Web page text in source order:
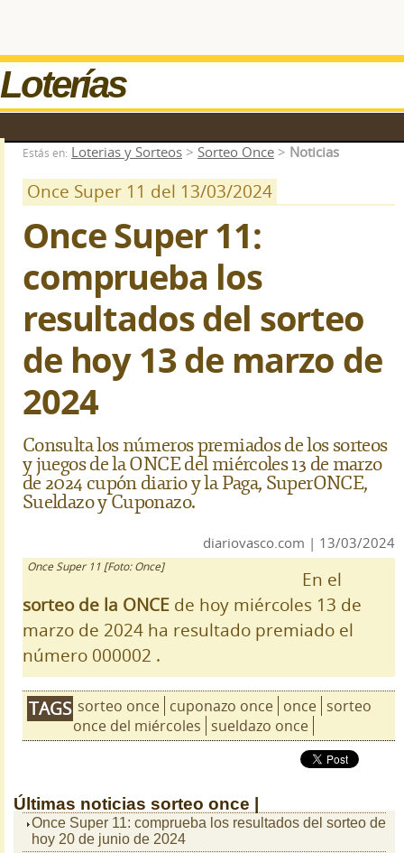
Loterías
Estás en: Loterias y Sorteos > Sorteo Once > Noticias
Once Super 11 del 13/03/2024
Once Super 11:
comprueba los
resultados del sorteo
de hoy 13 de marzo de
2024
Consulta los números premiados de los sorteos
y juegos de la ONCE del miércoles 13 de marzo
de 2024 cupón diario y la Paga, SuperONCE,
Sueldazo y Cuponazo.
diariovasco.com | 13/03/2024
Once Super 11 [Foto: Once]
En el
sorteo de la ONCE de hoy miércoles 13 de
marzo de 2024 ha resultado premiado el
número 000002 .
TAGS sorteo once cuponazo once once sorteo
once del miércoles sueldazo once
Últimas noticias sorteo once |
Once Super 11: comprueba los resultados del sorteo de
hoy 20 de junio de 2024